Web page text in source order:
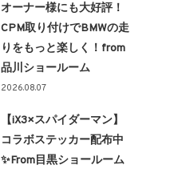
オーナー様にも大好評！
CPM取り付けでBMWの走
りをもっと楽しく！from
品川ショールーム
2026.08.07
【iX3×スパイダーマン】
コラボステッカー配布中
✨From目黒ショールーム